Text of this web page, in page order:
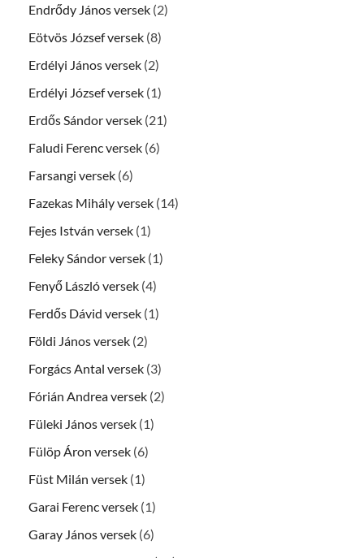
Endrődy János versek (2)
Eötvös József versek (8)
Erdélyi János versek (2)
Erdélyi József versek (1)
Erdős Sándor versek (21)
Faludi Ferenc versek (6)
Farsangi versek (6)
Fazekas Mihály versek (14)
Fejes István versek (1)
Feleky Sándor versek (1)
Fenyő László versek (4)
Ferdős Dávid versek (1)
Földi János versek (2)
Forgács Antal versek (3)
Fórián Andrea versek (2)
Füleki János versek (1)
Fülöp Áron versek (6)
Füst Milán versek (1)
Garai Ferenc versek (1)
Garay János versek (6)